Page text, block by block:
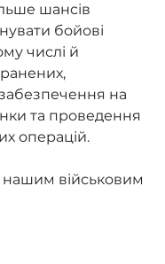
шансів
бойові
числі й
на
та проведення
операцій.
військовим